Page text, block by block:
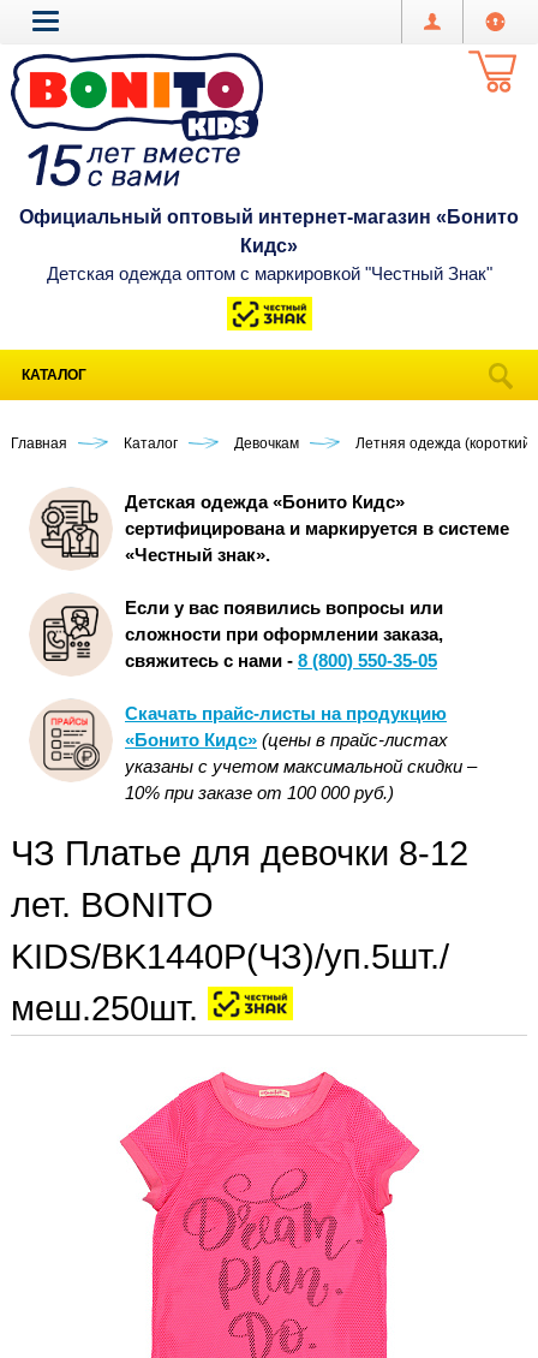
Официальный оптовый интернет-магазин «Бонито
Кидс»
Детская одежда оптом с маркировкой "Честный Знак"
КАТАЛОГ
Главная Каталог Девочкам Летняя одежда (короткий
Детская одежда «Бонито Кидс»
сертифицирована и маркируется в системе
«Честный знак».
Если у вас появились вопросы или
сложности при оформлении заказа,
свяжитесь с нами - 8 (800) 550-35-05
Скачать прайс-листы на продукцию
«Бонито Кидс» (цены в прайс-листах
указаны с учетом максимальной скидки –
10% при заказе от 100 000 руб.)
ЧЗ Платье для девочки 8-12
лет. BONITO
KIDS/BK1440P(ЧЗ)/уп.5шт./
меш.250шт.